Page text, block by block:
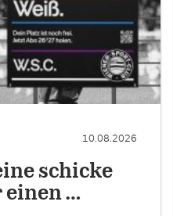
10.08.2026
schicke
einen …